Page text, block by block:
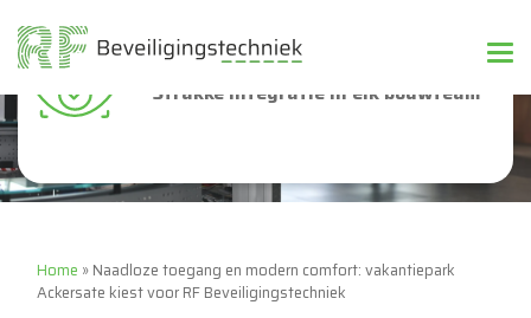
Strakke integratie in elk bouwteam
Home »Naadloze toegang en modern comfort: vakantiepark
Ackersate kiest voor RF Beveiligingstechniek